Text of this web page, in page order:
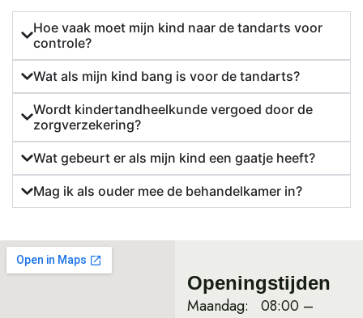
Hoe vaak moet mijn kind naar de tandarts voor
controle?
Wat als mijn kind bang is voor de tandarts?
Wordt kindertandheelkunde vergoed door de
zorgverzekering?
Wat gebeurt er als mijn kind een gaatje heeft?
Mag ik als ouder mee de behandelkamer in?
Openingstijden
Maandag:
08:00 –